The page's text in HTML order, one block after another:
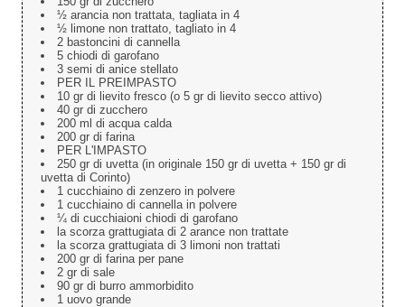
½ arancia non trattata, tagliata in 4
½ limone non trattato, tagliato in 4
2 bastoncini di cannella
5 chiodi di garofano
3 semi di anice stellato
PER IL PREIMPASTO
10 gr di lievito fresco (o 5 gr di lievito secco attivo)
40 gr di zucchero
200 ml di acqua calda
200 gr di farina
PER L'IMPASTO
250 gr di uvetta (in originale 150 gr di uvetta + 150 gr di
uvetta di Corinto)
1 cucchiaino di zenzero in polvere
1 cucchiaino di cannella in polvere
¼ di cucchiaioni chiodi di garofano
la scorza grattugiata di 2 arance non trattate
la scorza grattugiata di 3 limoni non trattati
200 gr di farina per pane
2 gr di sale
90 gr di burro ammorbidito
1 uovo grande